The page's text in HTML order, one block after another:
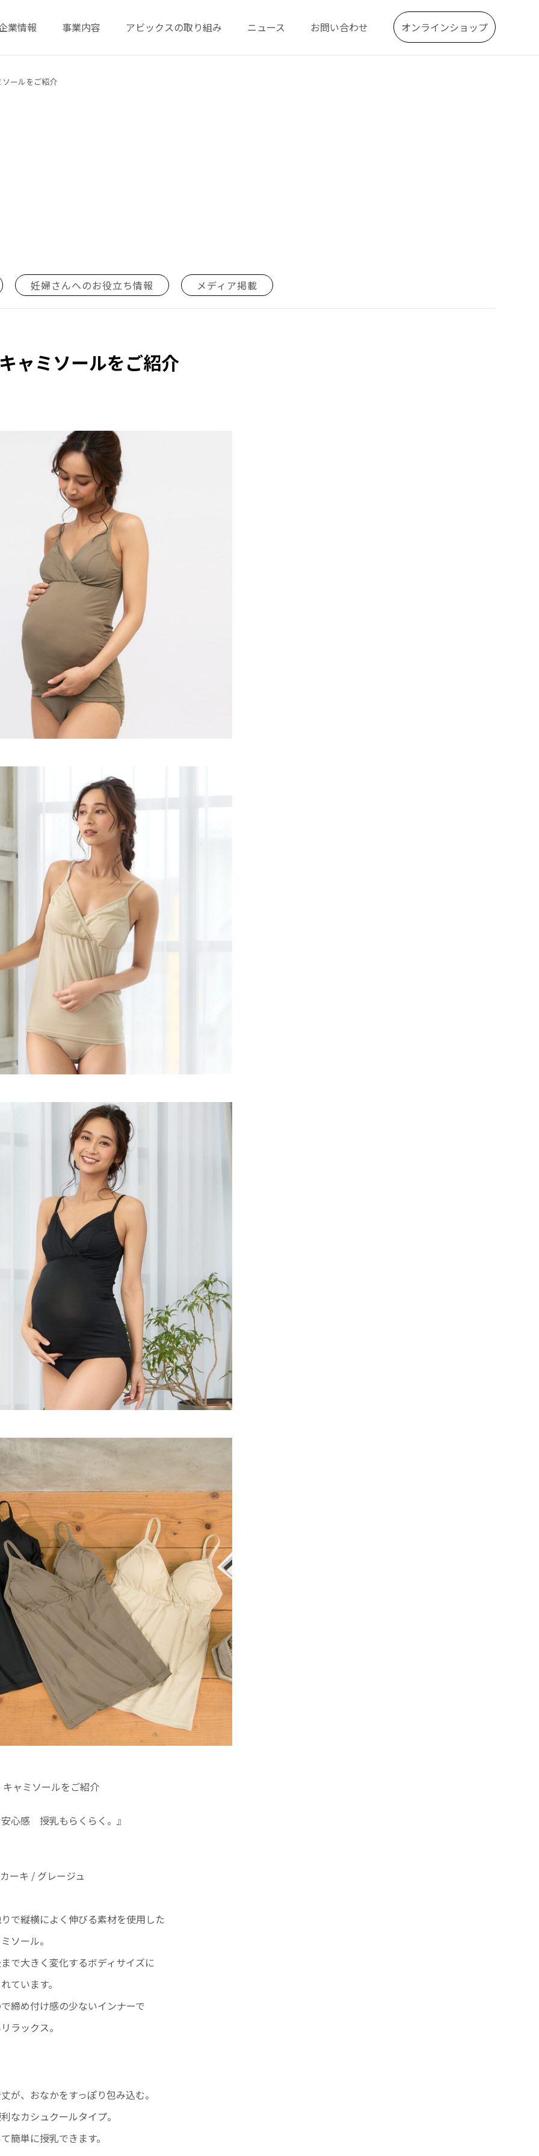
業情報 事業内容 アビックスの取り組み ニュース お問い合わせ オンラインショップ
ソールをご紹介
妊婦さんへのお役立ち情報 メディア掲載
ャミソールをご紹介
ャミソールをご紹介
心感 授乳もらくらく。』
ーキ / グレージュ
で縦横によく伸びる素材を使用した
ソール。
で大きく変化するボディサイズに
ています。
締め付け感の少ないインナーで
ラックス。
、おなかをすっぽり包み込む。
カシュクールタイプ。
簡単に授乳できます。